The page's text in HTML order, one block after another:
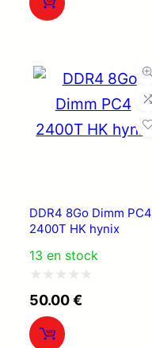
sur
DDR4 8Go Dimm PC4
2400T HK hynix
13 en stock
Note
0
sur
50.00€